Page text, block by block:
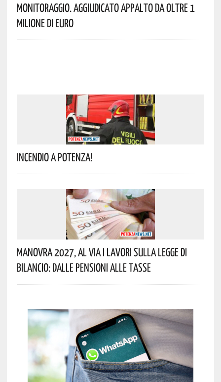
Monitoraggio. Aggiudicato Appalto Da Oltre 1
Milione Di Euro
Incendio A Potenza!
Manovra 2027, Al Via I Lavori Sulla Legge Di
Bilancio: Dalle Pensioni Alle Tasse